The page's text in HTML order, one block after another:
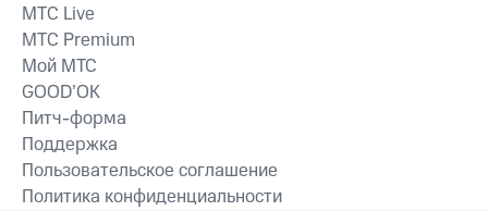
MTС Live
MTС Premium
Мой МТС
GOOD’OK
Питч-форма
Поддержка
Пользовательское соглашение
Политика конфиденциальности